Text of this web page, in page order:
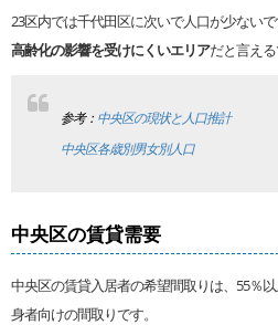
23区内では千代田区に次いで人口が少ないで
高齢化の影響を受けにくいエリアだと言える
参考： 中央区の現状と人口推計
中央区各歳別男女別人口
中央区の賃貸需要
中央区の賃貸入居者の希望間取りは、55％
身者向けの間取りです。